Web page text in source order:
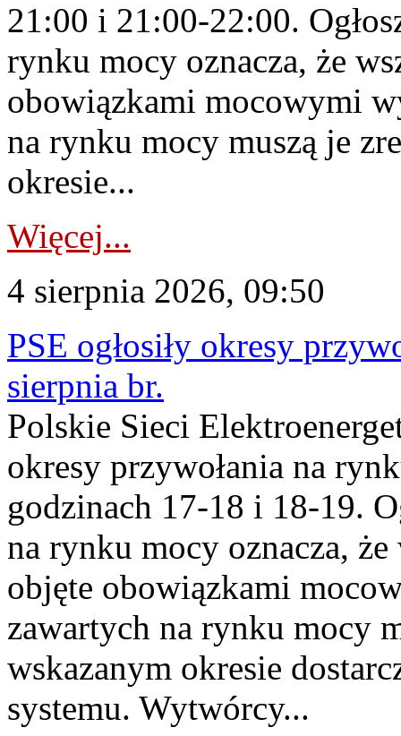
21:00 i 21:00-22:00.
rynku mocy oznacza, że
obowiązkami mocowymi
na rynku mocy muszą je
okresie...
Więcej...
4 sierpnia 2026, 09:50
PSE ogłosiły okresy
sierpnia br.
Polskie Sieci
okresy przywołania na
godzinach 17-18 i 18-19.
na rynku mocy oznacza,
objęte obowiązkami
zawartych na rynku mocy
wskazanym okresie
systemu. Wytwórcy...